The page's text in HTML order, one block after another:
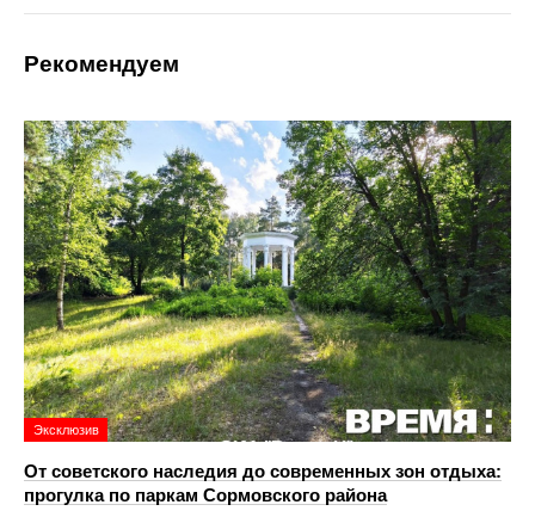
Рекомендуем
Эксклюзив
От советского наследия до современных зон отдыха:
прогулка по паркам Сормовского района